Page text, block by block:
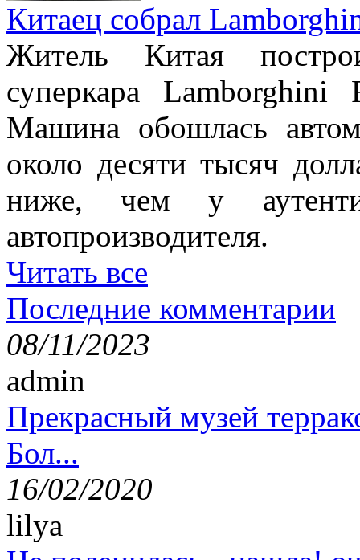
Китаец собрал
Житель Китая
суперкара Lamborghini
Машина обошлась
около десяти тысяч
ниже, чем у
автопроизводителя.
Читать все
Последние комментарии
08/11/2023
admin
Прекрасный музей
Бол...
16/02/2020
lilya